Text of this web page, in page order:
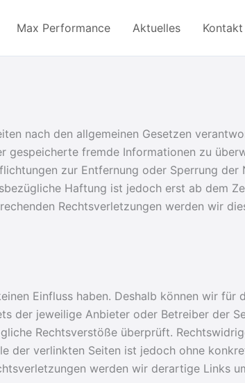
Max Performance Aktuelles Kontakt
nach den allgemeinen Gesetzen
fremde Informationen zu
zur Entfernung oder Sperrung der
Haftung ist jedoch erst ab dem
Rechtsverletzungen werden wir
Einfluss haben. Deshalb können wir für
der jeweilige Anbieter oder Betreiber der
Rechtsverstöße überprüft.
der verlinkten Seiten ist jedoch ohne
werden wir derartige Links